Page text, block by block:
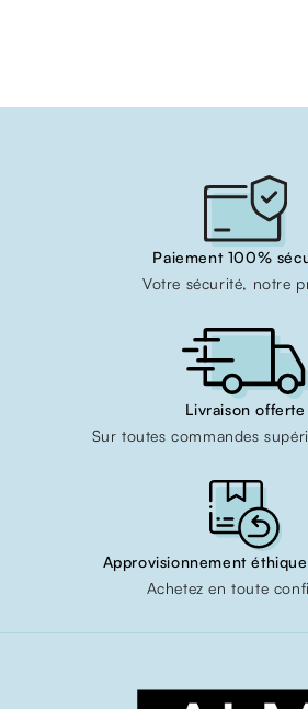
Paiement 100%
Votre sécurité, notre
Livraison offerte
Sur toutes commandes
Approvisionnement
Achetez en toute